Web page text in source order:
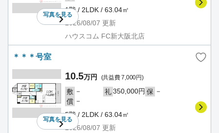
写真を見る
1階 / 2LDK / 63.04㎡
2026/08/07 更新
ハウスコム FC新大阪北店
＊＊＊号室
写真を見る
10.5万円 (共益費 7,000円)
敷 － 礼350,000円 保 －
償 －
5階 / 2LDK / 63.04㎡
2026/08/07 更新